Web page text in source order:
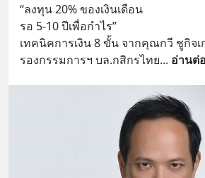
“ลงทุน 20% ของเงินเดือน
รอ 5-10 ปีเพื่อกำไร”
เทคนิคการเงิน 8 ขั้น จากคุณกวี ชูกิจเ
รองกรรมการฯ บล.กสิกรไทย... อ่านต่อ